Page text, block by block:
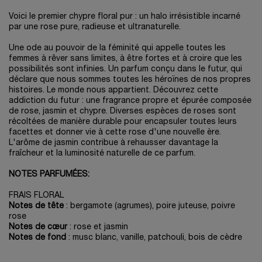
Voici le premier chypre floral pur : un halo irrésistible incarné
par une rose pure, radieuse et ultranaturelle.
Une ode au pouvoir de la féminité qui appelle toutes les
femmes à rêver sans limites, à être fortes et à croire que les
possibilités sont infinies. Un parfum conçu dans le futur, qui
déclare que nous sommes toutes les héroïnes de nos propres
histoires. Le monde nous appartient. Découvrez cette
addiction du futur : une fragrance propre et épurée composée
de rose, jasmin et chypre. Diverses espèces de roses sont
récoltées de manière durable pour encapsuler toutes leurs
facettes et donner vie à cette rose d'une nouvelle ère.
L'arôme de jasmin contribue à rehausser davantage la
fraîcheur et la luminosité naturelle de ce parfum.
NOTES PARFUMÉES:
FRAIS FLORAL
Notes de tête : bergamote (agrumes), poire juteuse, poivre
rose
Notes de cœur : rose et jasmin
Notes de fond : musc blanc, vanille, patchouli, bois de cèdre